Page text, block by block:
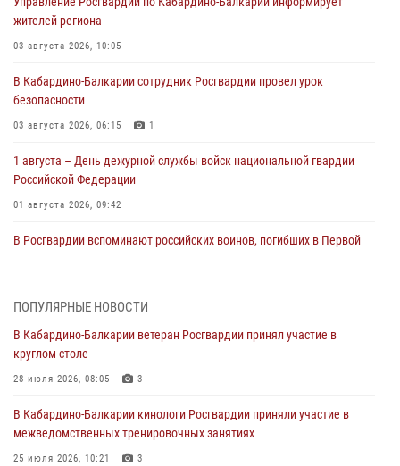
жителей региона
03 августа 2026, 10:05
В Кабардино‑Балкарии сотрудник Росгвардии провел урок
безопасности
03 августа 2026, 06:15 1
1 августа – День дежурной службы войск национальной гвардии
Российской Федерации
01 августа 2026, 09:42
В Росгвардии вспоминают российских воинов, погибших в Первой
поздравил специалистов подразделений тыла с профессиональным
праздником
01 августа 2026, 00:10
Росгвардия обеспечивает безопасность граждан на южном
направлении
31 июля 2026, 09:22
ПОПУЛЯРНЫЕ НОВОСТИ
В Кабардино-Балкарии ветеран Росгвардии принял участие в
круглом столе
28 июля 2026, 08:05 3
В Кабардино-Балкарии кинологи Росгвардии приняли участие в
межведомственных тренировочных занятиях
25 июля 2026, 10:21 3